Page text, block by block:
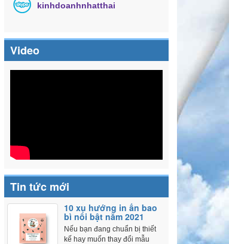
kinhdoanhnhatthai
Video
Tin tức mới
10 xu hướng in ấn bao
bì nổi bật năm 2021
Nếu bạn đang chuẩn bị thiết
kế hay muốn thay đổi mẫu